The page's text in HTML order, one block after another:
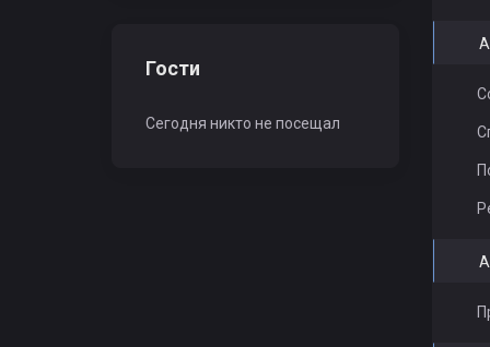
Гости
Сегодня никто не посещал